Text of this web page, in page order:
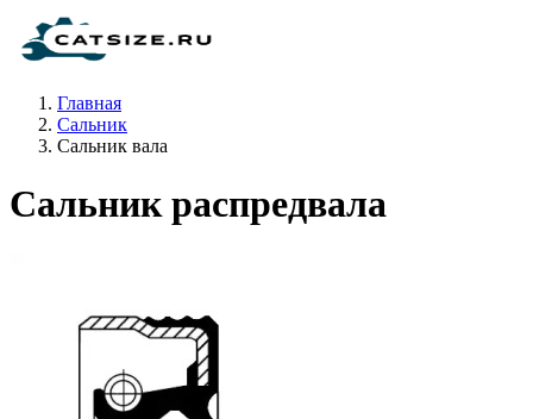
Главная
Сальник
Сальник вала
Сальник распредвала